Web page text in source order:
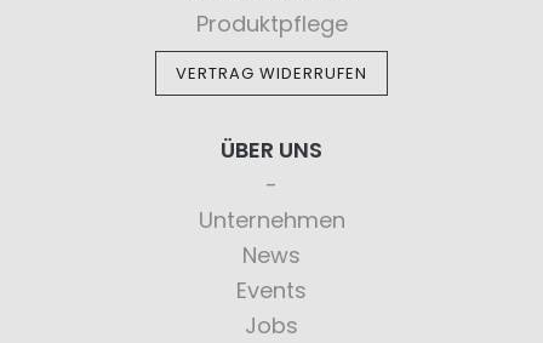
Produktpflege
VERTRAG WIDERRUFEN
ÜBER UNS
Unternehmen
News
Events
Jobs